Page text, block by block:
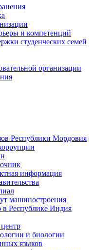
и компетенций
студенческих семей
организации
Республики Мордовия
информация
машиностроения
в Республике Индия
и биологии
языков